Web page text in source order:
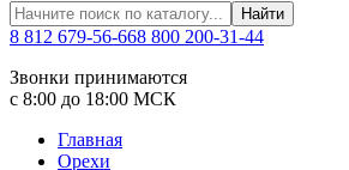
Найти
8 812 679-56-668 800 200-31-44
Звонки принимаются
с 8:00 до 18:00 МСК
Главная
Орехи